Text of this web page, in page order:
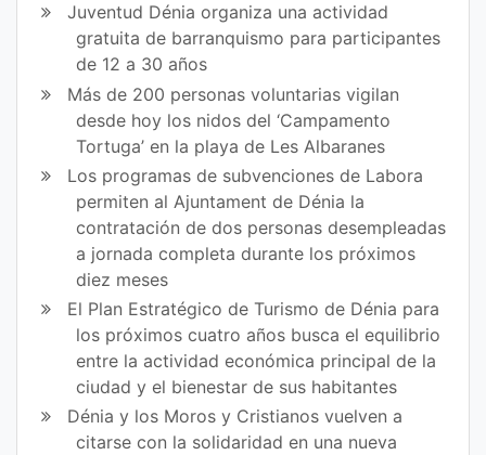
Juventud Dénia organiza una actividad
gratuita de barranquismo para participantes
de 12 a 30 años
Más de 200 personas voluntarias vigilan
desde hoy los nidos del ‘Campamento
Tortuga’ en la playa de Les Albaranes
Los programas de subvenciones de Labora
permiten al Ajuntament de Dénia la
contratación de dos personas desempleadas
a jornada completa durante los próximos
diez meses
El Plan Estratégico de Turismo de Dénia para
los próximos cuatro años busca el equilibrio
entre la actividad económica principal de la
ciudad y el bienestar de sus habitantes
Dénia y los Moros y Cristianos vuelven a
citarse con la solidaridad en una nueva